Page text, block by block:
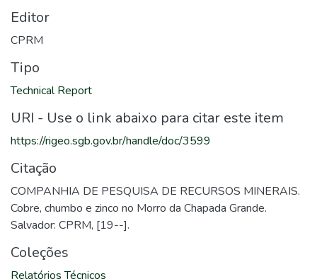
Editor
CPRM
Tipo
Technical Report
URI - Use o link abaixo para citar este item
https://rigeo.sgb.gov.br/handle/doc/3599
Citação
COMPANHIA DE PESQUISA DE RECURSOS MINERAIS.
Cobre, chumbo e zinco no Morro da Chapada Grande.
Salvador: CPRM, [19--].
Coleções
Relatórios Técnicos